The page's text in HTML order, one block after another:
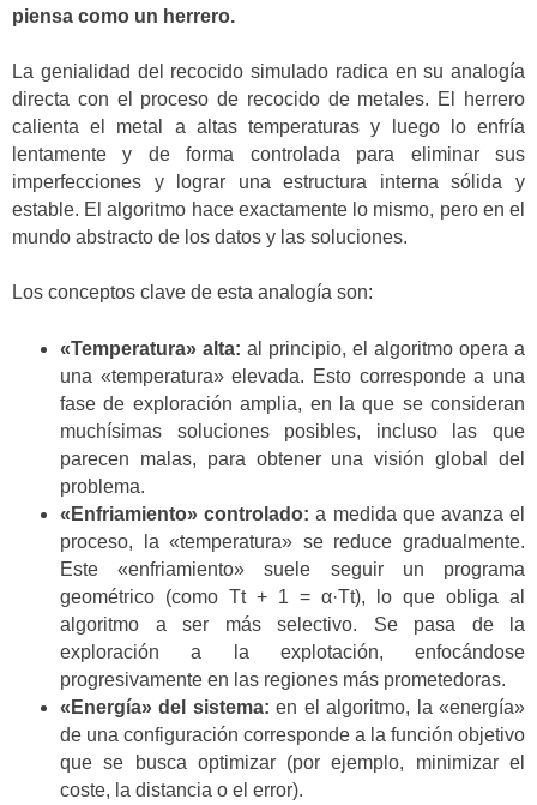
piensa como un herrero.
La genialidad del recocido simulado radica en su analogía
directa con el proceso de recocido de metales. El herrero
calienta el metal a altas temperaturas y luego lo enfría
lentamente y de forma controlada para eliminar sus
imperfecciones y lograr una estructura interna sólida y
estable. El algoritmo hace exactamente lo mismo, pero en el
mundo abstracto de los datos y las soluciones.
Los conceptos clave de esta analogía son:
«Temperatura» alta: al principio, el algoritmo opera a
una «temperatura» elevada. Esto corresponde a una
fase de exploración amplia, en la que se consideran
muchísimas soluciones posibles, incluso las que
parecen malas, para obtener una visión global del
problema.
«Enfriamiento» controlado: a medida que avanza el
proceso, la «temperatura» se reduce gradualmente.
Este «enfriamiento» suele seguir un programa
geométrico (como Tt + 1 = α·Tt), lo que obliga al
algoritmo a ser más selectivo. Se pasa de la
exploración a la explotación, enfocándose
progresivamente en las regiones más prometedoras.
«Energía» del sistema: en el algoritmo, la «energía»
de una configuración corresponde a la función objetivo
que se busca optimizar (por ejemplo, minimizar el
coste, la distancia o el error).